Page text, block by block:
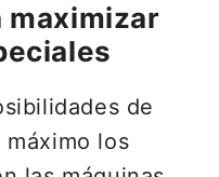
maximizar
de
los